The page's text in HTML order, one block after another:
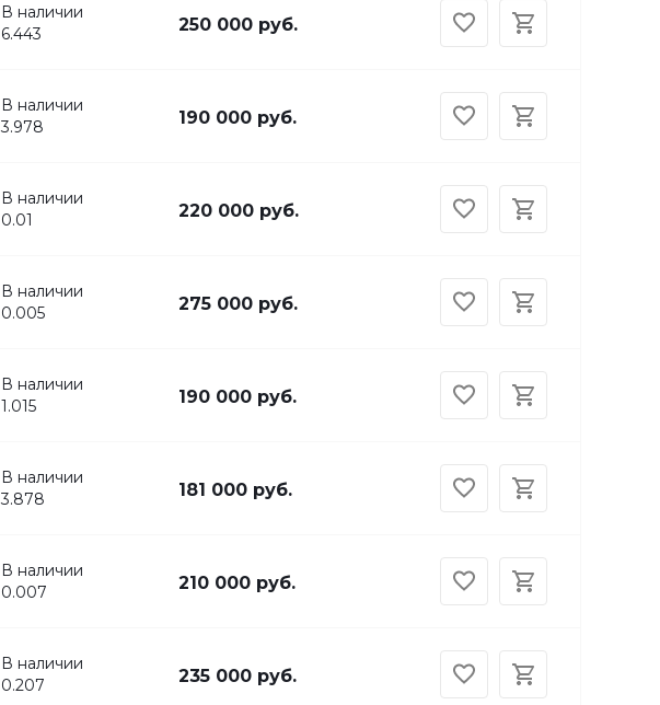
В наличии
6.443
250 000 руб.
В наличии
3.978
190 000 руб.
В наличии
0.01
220 000 руб.
В наличии
0.005
275 000 руб.
В наличии
1.015
190 000 руб.
В наличии
3.878
181 000 руб.
В наличии
0.007
210 000 руб.
В наличии
0.207
235 000 руб.